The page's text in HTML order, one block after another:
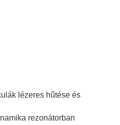
lézeres hűtése és
rezonátorban